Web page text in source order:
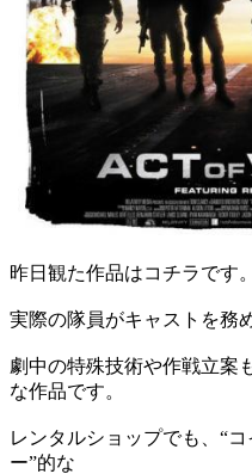
昨日観た作品はコチラです。
実際の隊員がキャストを務
劇中の特殊技術や作戦立案
な作品です。
レンタルショップでも、“
ー”的な